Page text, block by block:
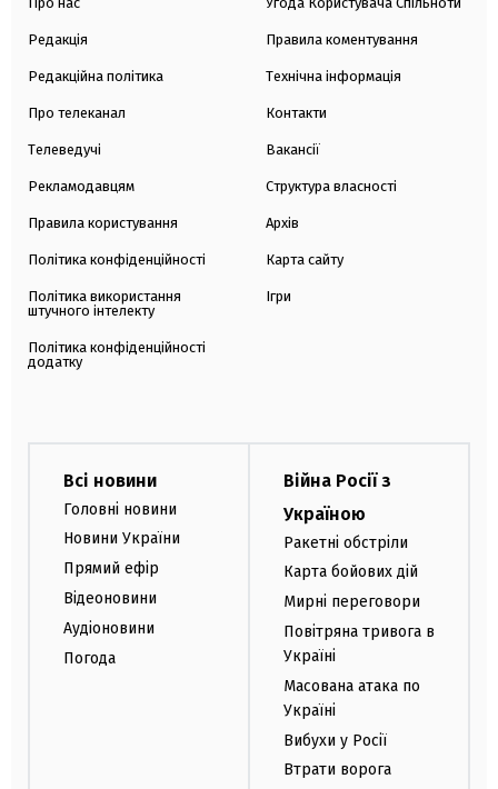
Редакція
Редакційна політика
Про телеканал
Телеведучі
Рекламодавцям
Правила користування
Політика конфіденційності
Політика використання
штучного інтелекту
Політика конфіденційності
додатку
Правила коментування
Технічна інформація
Контакти
Вакансії
Структура власності
Архів
Карта сайту
Ігри
Всі новини
Головні новини
Новини України
Прямий ефір
Відеоновини
Аудіоновини
Погода
Війна Росії з
Україною
Ракетні обстріли
Карта бойових дій
Мирні переговори
Повітряна тривога в
Україні
Масована атака по
Україні
Вибухи у Росії
Втрати ворога